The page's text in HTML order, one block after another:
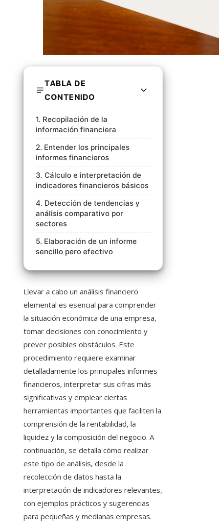
TABLA DE
CONTENIDO
1. Recopilación de la
información financiera
2. Entender los principales
informes financieros
3. Cálculo e interpretación de
indicadores financieros básicos
4. Detección de tendencias y
análisis comparativo por
sectores
5. Elaboración de un informe
sencillo pero efectivo
Llevar a cabo un análisis financiero
elemental es esencial para comprender
la situación económica de una empresa,
tomar decisiones con conocimiento y
prever posibles obstáculos. Este
procedimiento requiere examinar
detalladamente los principales informes
financieros, interpretar sus cifras más
significativas y emplear ciertas
herramientas importantes que faciliten la
comprensión de la rentabilidad, la
liquidez y la composición del negocio. A
continuación, se detalla cómo realizar
este tipo de análisis, desde la
recolección de datos hasta la
interpretación de indicadores relevantes,
con ejemplos prácticos y sugerencias
para pequeñas y medianas empresas.